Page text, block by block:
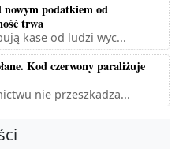
nowym podatkiem od
trwa
kase od ludzi wyc...
Kod czerwony paraliżuje
nie przeszkadza...